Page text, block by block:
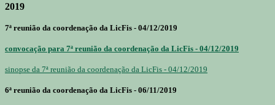
2019
7ª reunião da coordenação da LicFis - 04/12/2019
convocação para 7ª reunião da coordenação da LicFis - 04/12/2019
sinopse da 7ª reunião da coordenação da LicFis - 04/12/2019
6ª reunião da coordenação da LicFis - 06/11/2019